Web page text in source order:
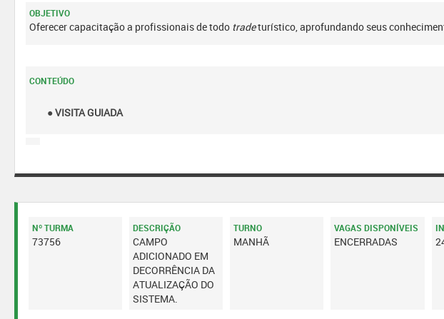
OBJETIVO
Oferecer capacitação a profissionais de todo tradeturístico, aprofundando seus
CONTEÚDO
● VISITA GUIADA
Nº TURMA
73756
DESCRIÇÃO
CAMPO
ADICIONADO EM
DECORRÊNCIA DA
ATUALIZAÇÃO DO
SISTEMA.
TURNO
MANHÃ
VAGAS DISPONÍVEIS
ENCERRADAS